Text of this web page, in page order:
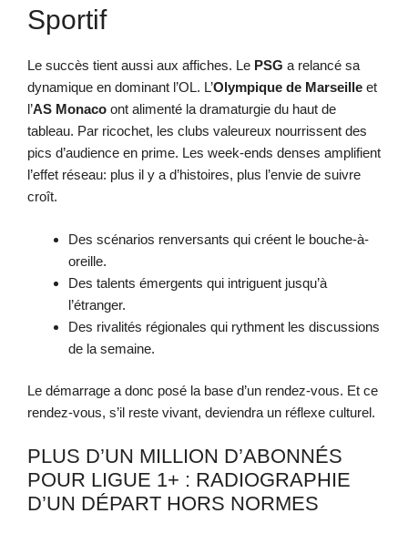
Sportif
Le succès tient aussi aux affiches. Le PSG a relancé sa
dynamique en dominant l’OL. L’Olympique de Marseille et
l’AS Monaco ont alimenté la dramaturgie du haut de
tableau. Par ricochet, les clubs valeureux nourrissent des
pics d’audience en prime. Les week-ends denses amplifient
l’effet réseau: plus il y a d’histoires, plus l’envie de suivre
croît.
Des scénarios renversants qui créent le bouche-à-
oreille.
Des talents émergents qui intriguent jusqu’à
l’étranger.
Des rivalités régionales qui rythment les discussions
de la semaine.
Le démarrage a donc posé la base d’un rendez-vous. Et ce
rendez-vous, s’il reste vivant, deviendra un réflexe culturel.
PLUS D’UN MILLION D’ABONNÉS
POUR LIGUE 1+ : RADIOGRAPHIE
D’UN DÉPART HORS NORMES